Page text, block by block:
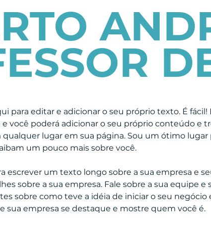
para editar e adicionar o seu próprio texto. É
você poderá adicionar o seu próprio conteúdo e
qualquer lugar em sua página. Sou um ótimo lugar
um pouco mais sobre você.
escrever um texto longo sobre a sua empresa e
sobre a sua empresa. Fale sobre a sua equipe e
sobre como teve a idéia de iniciar o seu
sua empresa se destaque e mostre quem você é.